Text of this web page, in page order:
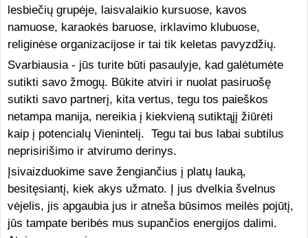
lesbiečių grupėje, laisvalaikio kursuose, kavos
namuose, karaokės baruose, irklavimo klubuose,
religinėse organizacijose ir tai tik keletas pavyzdžių.
Svarbiausia - jūs turite būti pasaulyje, kad galėtumėte
sutikti savo žmogų. Būkite atviri ir nuolat pasiruošę
sutikti savo partnerį, kita vertus, tegu tos paieškos
netampa manija, nereikia į kiekvieną sutiktąjį žiūrėti
kaip į potencialų Vienintelį. Tegu tai bus labai subtilus
neprisirišimo ir atvirumo derinys.
Įsivaizduokime save žengiančius į platų lauką,
besitęsiantį, kiek akys užmato. Į jus dvelkia švelnus
vėjelis, jis apgaubia jus ir atneša būsimos meilės pojūtį,
jūs tampate beribės mus supančios energijos dalimi.